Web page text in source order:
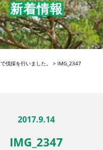
新着情報
伐採を行いました。 > IMG_2347
2017.9.14
IMG_2347